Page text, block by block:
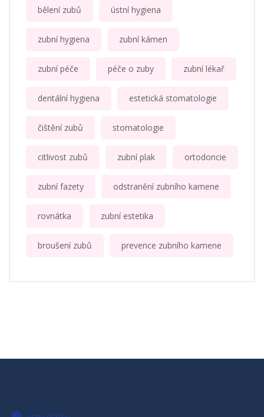
bělení zubů ústní hygiena
zubní hygiena zubní kámen
zubní péče péče o zuby zubní lékař
dentální hygiena estetická stomatologie
čištění zubů stomatologie
citlivost zubů zubní plak ortodoncie
zubní fazety odstranění zubního kamene
rovnátka zubní estetika
broušení zubů prevence zubního kamene